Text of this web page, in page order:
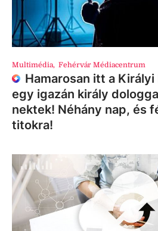
Multimédia, Fehérvár Médiacentrum
Hamarosan itt a
egy igazán király
nektek! Néhány nap, és
titokra!